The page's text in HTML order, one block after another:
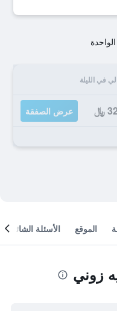
في الليلة
﷼ عرض الصفقة
الموقع الأسئلة الشائعة
زوني